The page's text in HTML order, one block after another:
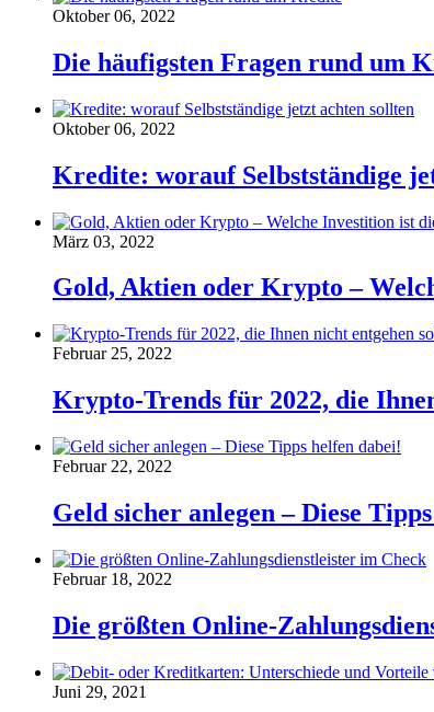
Oktober 06, 2022
Die häufigsten Fragen rund um
Oktober 06, 2022
Kredite: worauf Selbstständige
März 03, 2022
Gold, Aktien oder Krypto –
Februar 25, 2022
Krypto-Trends für 2022, die
Februar 22, 2022
Geld sicher anlegen – Diese
Februar 18, 2022
Die größten Online-
Juni 29, 2021